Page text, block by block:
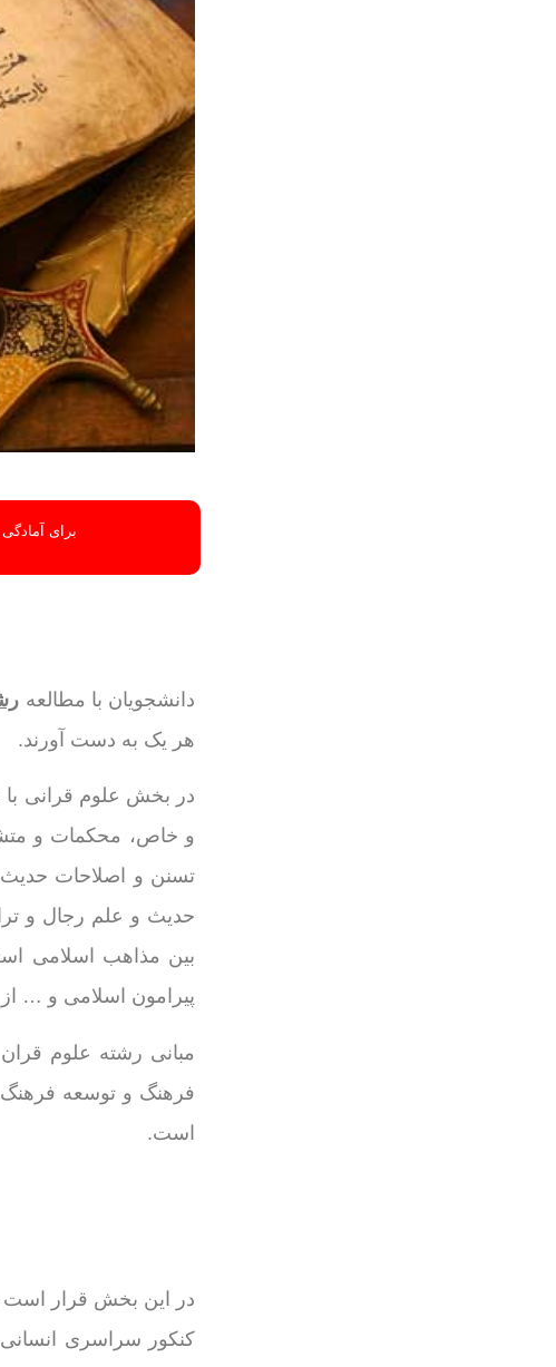
برای
دانشجویان با مطالعه
هر یک به دست آورند.
در بخش علوم قرانی
و خاص، محکمات و
تسنن و اصلاحات حدیث
حدیث و علم رجال و
بین مذاهب اسلامی
پیرامون اسلامی و …
مبانی رشته علوم
فرهنگ و توسعه
است.
در این بخش قرار است
کنکور سراسری